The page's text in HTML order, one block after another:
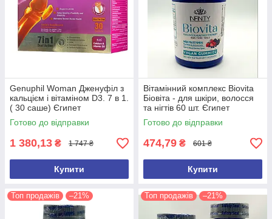
Genuphil Woman Дженуфіл з
кальцієм і вітаміном D3. 7 в 1.
( 30 саше) Єгипет
Готово до відправки
1 380,13 ₴ 1 747 ₴
Купити
Вітамінний комплекс Biovita
Біовіта - для шкіри, волосся
та нігтів 60 шт. Єгипет
Оригінал
Готово до відправки
474,79 ₴ 601 ₴
Купити
Топ продажів –21% Топ продажів –21%